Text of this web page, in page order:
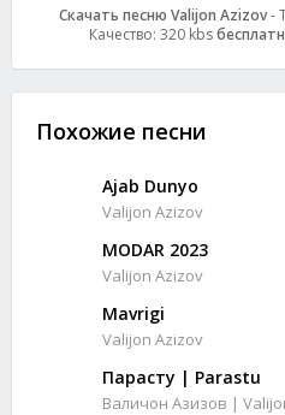
Скачать песню Valijon Azizov-
Качество: 320 kbs
Похожие песни
Ajab Dunyo
Valijon Azizov
MODAR 2023
Valijon Azizov
Mavrigi
Valijon Azizov
Парасту | Parastu
Валичон Азизов |